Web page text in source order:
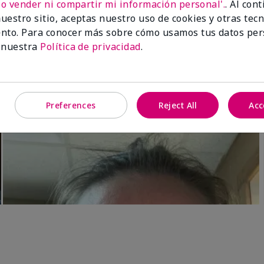
3D Foundation
rosados fríos)
Skinvigorate™ Duo Facial
especial†
$95.00
vender ni compartir mi información personal'.. Al
sitio, aceptas nuestro uso de cookies y otras
Para conocer más sobre cómo usamos tus datos
Política de privacidad.
Preferences Reject All